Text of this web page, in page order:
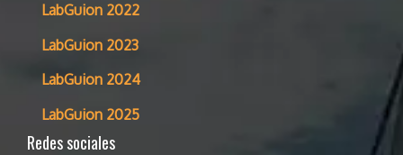
LabGuion 2022
LabGuion 2023
LabGuion 2024
LabGuion 2025
Redes sociales